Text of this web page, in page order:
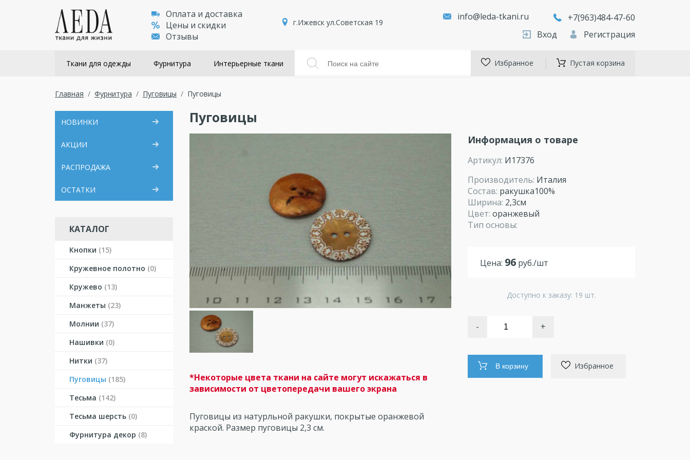
Оплата и доставка
Цены и скидки
Отзывы
г.Ижевск ул.Советская 19
info@leda-tkani.ru
+7(963)484-47-60
Вход
Регистрация
Ткани для одежды Фурнитура Интерьерные ткани Избранное Пустая корзина
Главная Фурнитура Пуговицы Пуговицы
НОВИНКИ
АКЦИИ
РАСПРОДАЖА
ОСТАТКИ
КАТАЛОГ
Кнопки (15)
Кружевное полотно (0)
Кружево (13)
Манжеты (23)
Молнии (37)
Нашивки (0)
Нитки (37)
Пуговицы (185)
Тесьма (142)
Тесьма шерсть (0)
Фурнитура декор (8)
Пуговицы
*Некоторые цвета ткани на сайте могут искажаться в
зависимости от цветопередачи вашего экрана
Пуговицы из натурльной ракушки, покрытые оранжевой
краской. Размер пуговицы 2,3 см.
Информация о товаре
Артикул: И17376
Производитель: Италия
Состав: ракушка100%
Ширина: 2,3см
Цвет:оранжевый
Тип основы:
Цена: 96 руб./шт
Доступно к заказу: 19 шт.
- +
В корзину Избранное